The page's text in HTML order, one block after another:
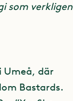
som verkligen
Umeå, där
Bastards.